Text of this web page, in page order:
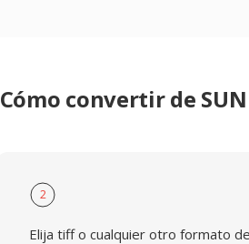
Cómo convertir de SUN
2
Elija tiff o cualquier otro formato de